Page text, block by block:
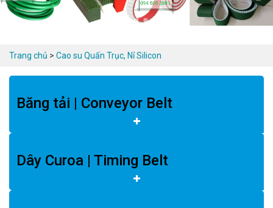
Trang chủ > Cao su Quấn Trục, Nỉ Silicon
Băng tải | Conveyor Belt
Dây Curoa | Timing Belt